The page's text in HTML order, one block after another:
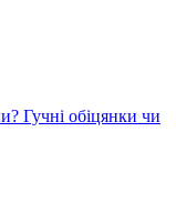
Гучні обіцянки чи